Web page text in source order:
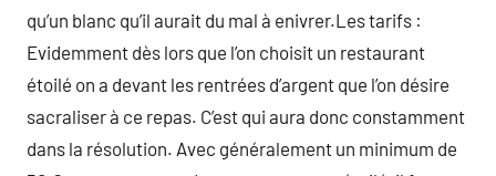
qu’un blanc qu’il aurait du mal à enivrer.Les tarifs :
Evidemment dès lors que l’on choisit un restaurant
étoilé on a devant les rentrées d’argent que l’on désire
sacraliser à ce repas. C’est qui aura donc constamment
dans la résolution. Avec généralement un minimum de